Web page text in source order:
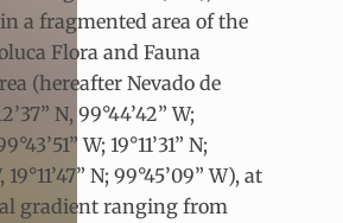
a fragmented area of the
Flora and Fauna
(hereafter Nevado de
N, 99°44’42” W;
W; 19°11’31” N;
19°11’47” N; 99°45’09” W), at
gradient ranging from